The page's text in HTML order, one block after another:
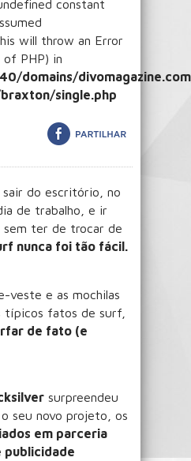
constant
will throw an Error
PHP) in
domains/
single.php
do escritório, no
de trabalho, e ir
sem ter de trocar de
nunca foi tão fácil.
veste e as mochilas
típicos fatos de surf,
de fato (e
surpreendeu
seu novo projeto, os
em parceria
publicidade